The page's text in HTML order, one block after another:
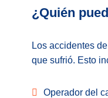
¿Quién
Los accidentes
que sufrió. Esto
Operador del